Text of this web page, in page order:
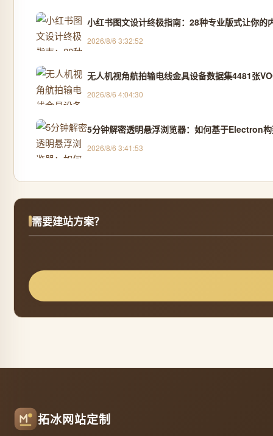
小红书图文设计终极指南：28种专业版式让你的
2026/8/6 3:32:52
无人机视角航拍输电线金具设备数据集4481张
2026/8/6 4:04:30
5分钟解密透明悬浮浏览器：如何基于Electron
2026/8/6 3:41:53
需要建站方案？
拓冰网站定制